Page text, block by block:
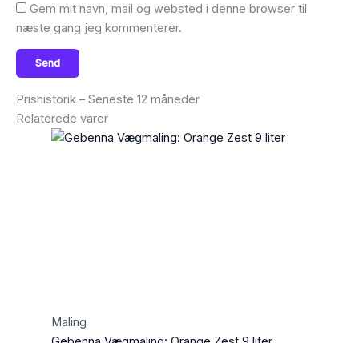
Gem mit navn, mail og websted i denne browser til
næste gang jeg kommenterer.
Prishistorik – Seneste 12 måneder
Relaterede varer
Maling